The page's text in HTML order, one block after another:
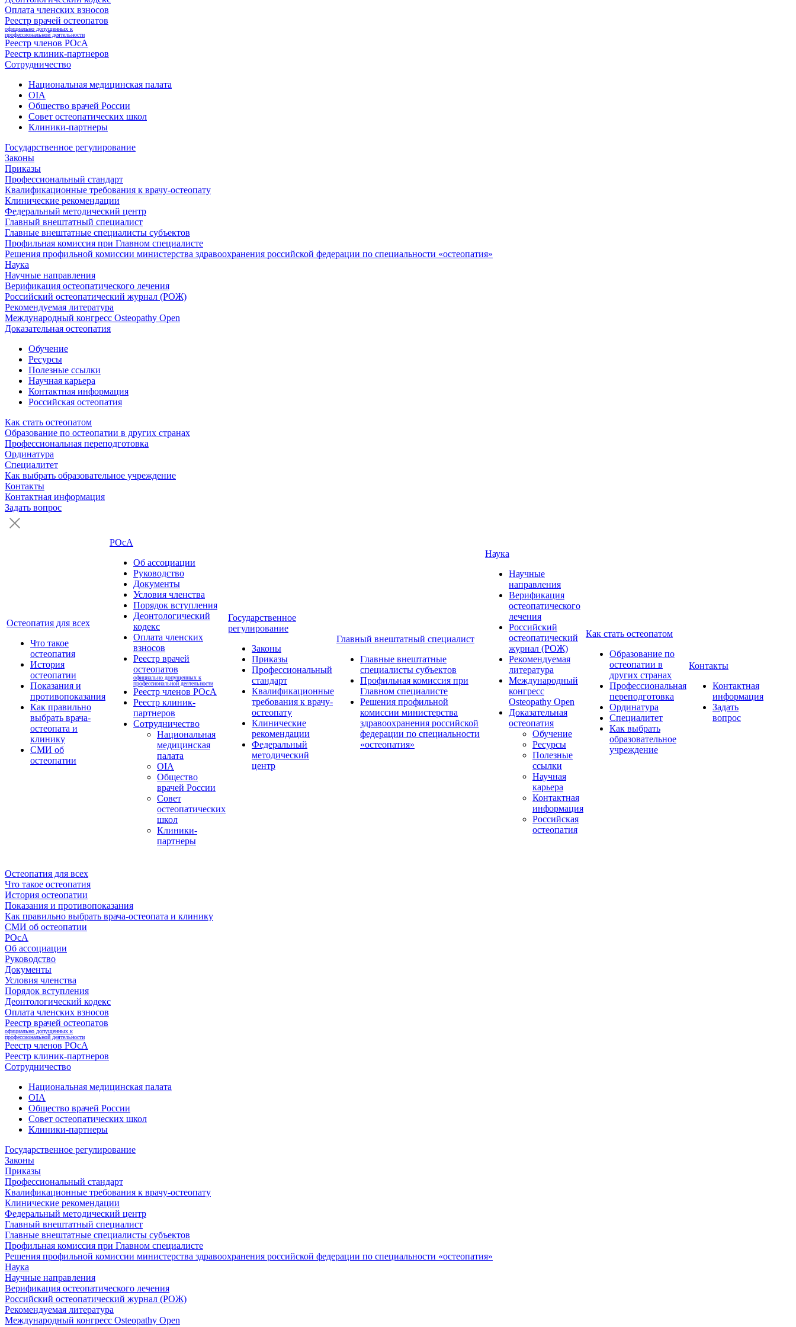
Оплата членских взносов
Реестр врачей остеопатов
официально допущенных к
профессиональной деятельности
Реестр членов РОсА
Реестр клиник-партнеров
Сотрудничество
Национальная медицинская палата
OIA
Общество врачей России
Совет остеопатических школ
Клиники-партнеры
Государственное регулирование
Законы
Приказы
Профессиональный стандарт
Квалификационные требования к врачу-остеопату
Клинические рекомендации
Федеральный методический центр
Главный внештатный специалист
Главные внештатные специалисты субъектов
Профильная комиссия при Главном специалисте
Решения профильной комиссии министерства здравоохранения российской федерации по специальности «остеопатия»
Наука
Научные направления
Верификация остеопатического лечения
Российский остеопатический журнал (РОЖ)
Рекомендуемая литература
Международный конгресс Osteopathy Open
Доказательная остеопатия
Обучение
Ресурсы
Полезные ссылки
Научная карьера
Контактная информация
Российская остеопатия
Как стать остеопатом
Образование по остеопатии в других странах
Профессиональная переподготовка
Ординатура
Специалитет
Как выбрать образовательное учреждение
Контакты
Контактная информация
Задать вопрос
Остеопатия для всех
Что такое
остеопатия
История
остеопатии
Показания и
противопоказания
Как правильно
выбрать врача-
остеопата и
клинику
СМИ об
остеопатии
РОсА
Об ассоциации
Руководство
Документы
Условия членства
Порядок вступления
Деонтологический
кодекс
Оплата членских
взносов
Реестр врачей
остеопатов
официально допущенных к
профессиональной деятельности
Реестр членов РОсА
Реестр клиник-
партнеров
Сотрудничество
Национальная
медицинская
палата
OIA
Общество
врачей России
Совет
остеопатических
школ
Клиники-
партнеры
Государственное
регулирование
Законы
Приказы
Профессиональный
стандарт
Квалификационные
требования к врачу-
остеопату
Клинические
рекомендации
Федеральный
методический
центр
Главный внештатный специалист
Главные внештатные
специалисты субъектов
Профильная комиссия при
Главном специалисте
Решения профильной
комиссии министерства
здравоохранения российской
федерации по специальности
«остеопатия»
Наука
Научные
направления
Верификация
остеопатического
лечения
Российский
остеопатический
журнал (РОЖ)
Рекомендуемая
литература
Международный
конгресс
Osteopathy Open
Доказательная
остеопатия
Обучение
Ресурсы
Полезные
ссылки
Научная
карьера
Контактная
информация
Российская
остеопатия
Как стать остеопатом
Образование по
остеопатии в
других странах
Профессиональная
переподготовка
Ординатура
Специалитет
Как выбрать
образовательное
учреждение
Контакты
Контактная
информация
Задать
вопрос
Остеопатия для всех
Что такое остеопатия
История остеопатии
Показания и противопоказания
Как правильно выбрать врача-остеопата и клинику
СМИ об остеопатии
РОсА
Об ассоциации
Руководство
Документы
Условия членства
Порядок вступления
Деонтологический кодекс
Оплата членских взносов
Реестр врачей остеопатов
официально допущенных к
профессиональной деятельности
Реестр членов РОсА
Реестр клиник-партнеров
Сотрудничество
Национальная медицинская палата
OIA
Общество врачей России
Совет остеопатических школ
Клиники-партнеры
Государственное регулирование
Законы
Приказы
Профессиональный стандарт
Квалификационные требования к врачу-остеопату
Клинические рекомендации
Федеральный методический центр
Главный внештатный специалист
Главные внештатные специалисты субъектов
Профильная комиссия при Главном специалисте
Решения профильной комиссии министерства здравоохранения российской федерации по специальности «остеопатия»
Наука
Научные направления
Верификация остеопатического лечения
Российский остеопатический журнал (РОЖ)
Рекомендуемая литература
Международный конгресс Osteopathy Open